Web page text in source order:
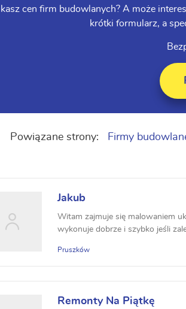
cen firm budowlanych? A może
krótki formularz, a
Powiązane strony: Firmy
Jakub
Witam zajmuje się malowaniem
wykonuje dobrze i szybko jeśli
Pruszków
Remonty Na Piątkę